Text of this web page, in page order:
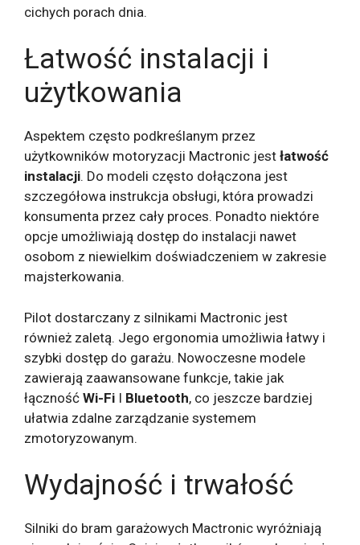
cichych porach dnia.
Łatwość instalacji i
użytkowania
Aspektem często podkreślanym przez
użytkowników motoryzacji Mactronic jest łatwość
instalacji. Do modeli często dołączona jest
szczegółowa instrukcja obsługi, która prowadzi
konsumenta przez cały proces. Ponadto niektóre
opcje umożliwiają dostęp do instalacji nawet
osobom z niewielkim doświadczeniem w zakresie
majsterkowania.
Pilot dostarczany z silnikami Mactronic jest
również zaletą. Jego ergonomia umożliwia łatwy i
szybki dostęp do garażu. Nowoczesne modele
zawierają zaawansowane funkcje, takie jak
łączność Wi-Fi I Bluetooth, co jeszcze bardziej
ułatwia zdalne zarządzanie systemem
zmotoryzowanym.
Wydajność i trwałość
Silniki do bram garażowych Mactronic wyróżniają